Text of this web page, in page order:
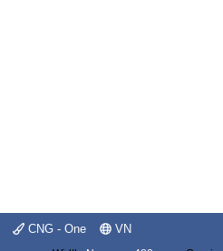
CNG - One VN